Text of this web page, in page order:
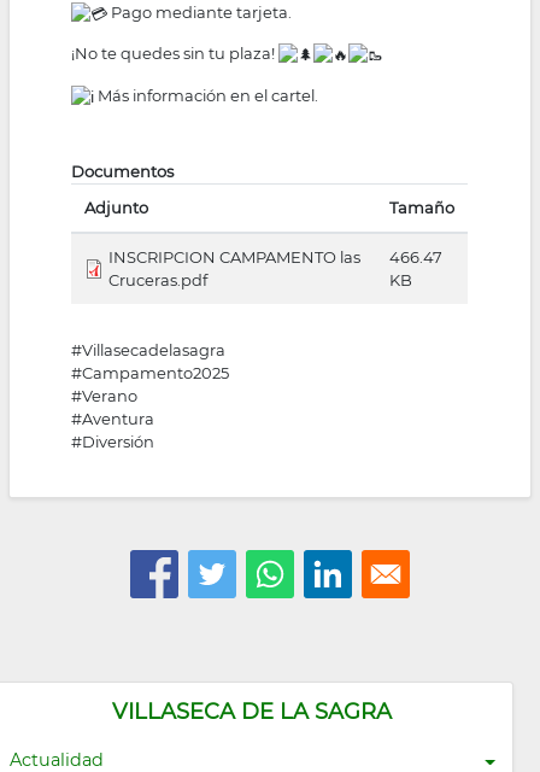
VILLASECA DE LA SAGRA
Actualidad
Pago mediante tarjeta.
¡No te quedes sin tu plaza!
Más información en el cartel.
Documentos
Adjunto
Tamaño
INSCRIPCION CAMPAMENTO las
Cruceras.pdf
466.47
KB
#Villasecadelasagra
#Campamento2025
#Verano
#Aventura
#Diversión